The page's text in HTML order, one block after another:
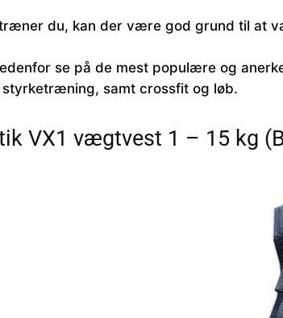
du, kan der være god grund til at
se på de mest populære og
styrketræning, samt crossfit og løb.
VX1 vægtvest 1 – 15 kg